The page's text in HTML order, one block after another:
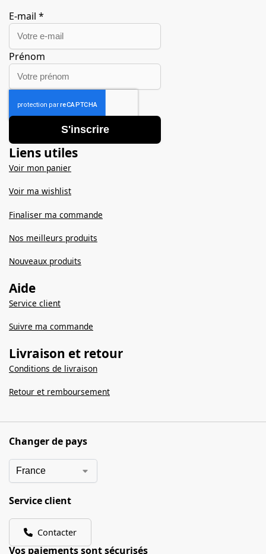
E-mail *
Prénom
S'inscrire
Liens utiles
Voir mon panier
Voir ma wishlist
Finaliser ma commande
Nos meilleurs produits
Nouveaux produits
Aide
Service client
Suivre ma commande
Livraison et retour
Conditions de livraison
Retour et remboursement
Service client
Contacter
Changer de pays
Vos paiements sont sécurisés